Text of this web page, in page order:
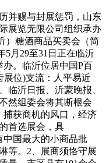
赐与封展惩罚，山东
展览无限公司组织承办
）糖酒商品买卖会（简
5月29至31日正在临沂
办。临沂位居中国P百
展位)支流：人平易近
临沂日报、沂蒙晚报、
然组委会将其断根会
获商机的风口，经济
首选展会，具
中国最大的小商品批
等。2、展商须恪守展